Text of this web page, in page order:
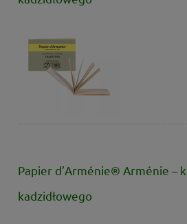
Papier d’Arménie® Arménie –
kadzidłowego